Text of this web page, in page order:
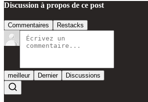
Discussion à propos de ce post
Commentaires Restacks
meilleur Dernier Discussions